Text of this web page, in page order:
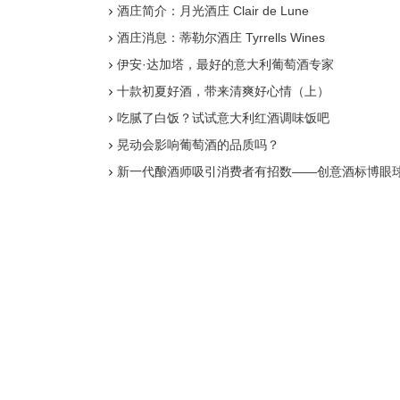
酒庄简介：月光酒庄 Clair de Lune
酒庄消息：蒂勒尔酒庄 Tyrrells Wines
伊安·达加塔，最好的意大利葡萄酒专家
十款初夏好酒，带来清爽好心情（上）
吃腻了白饭？试试意大利红酒调味饭吧
晃动会影响葡萄酒的品质吗？
新一代酿酒师吸引消费者有招数——创意酒标博眼